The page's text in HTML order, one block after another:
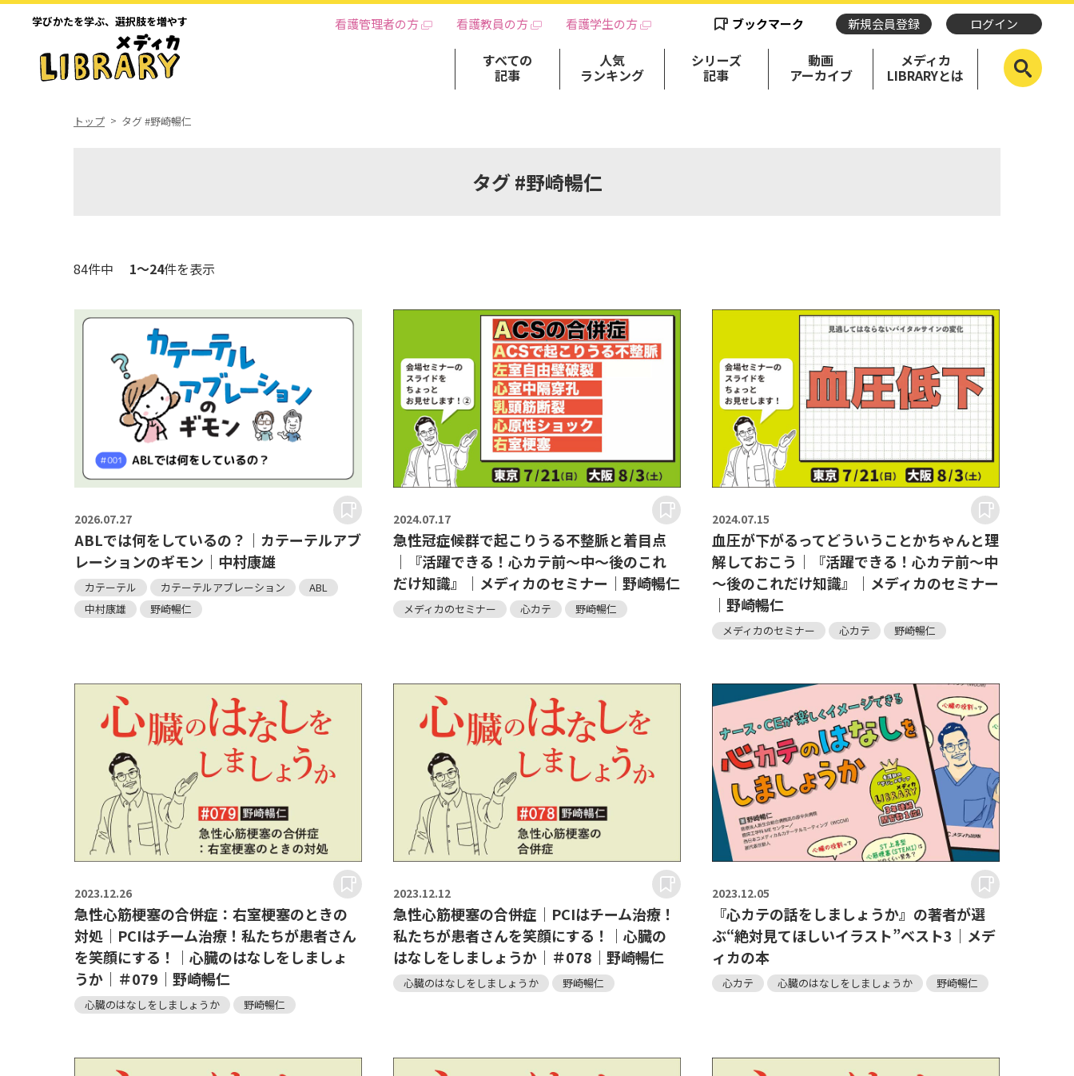
学びかたを学ぶ、 選択肢を増やす 看護管理者の方 看護教員の方 看護学生の方 ブックマーク 新規会員登録 ログイン
すべての
記事
人気
ランキング
シリーズ
記事
動画
アーカイブ
メディカ
LIBRARYとは
トップ タグ #野崎暢仁
タグ #野崎暢仁
84件中 1～24件を表示
2026.07.27
ABLでは何をしているの？｜カテーテルアブ
レーションのギモン｜中村康雄
カテーテル カテーテルアブレーション
ABL
中村康雄
野崎暢仁
2024.07.17
急性冠症候群で起こりうる不整脈と着目点
｜『活躍できる！心カテ前～中～後のこれ
だけ知識』｜メディカのセミナー｜野崎暢仁
メディカのセミナー 心カテ 野崎暢仁
2024.07.15
血圧が下がるってどういうことかちゃんと理
解しておこう｜『活躍できる！心カテ前～中
～後のこれだけ知識』｜メディカのセミナー
｜野崎暢仁
メディカのセミナー 心カテ 野崎暢仁
2023.12.26
急性心筋梗塞の合併症：右室梗塞のときの
対処｜PCIはチーム治療！私たちが患者さん
を笑顔にする！｜心臓のはなしをしましょ
うか｜＃079｜野崎暢仁
心臓のはなしをしましょうか 野崎暢仁
2023.12.12
急性心筋梗塞の合併症｜PCIはチーム治療！
私たちが患者さんを笑顔にする！｜心臓の
はなしをしましょうか｜＃078｜野崎暢仁
心臓のはなしをしましょうか 野崎暢仁
2023.12.05
『心カテの話をしましょうか』の著者が選
ぶ“絶対見てほしいイラスト”ベスト3｜メデ
ィカの本
心カテ 心臓のはなしをしましょうか 野崎暢仁